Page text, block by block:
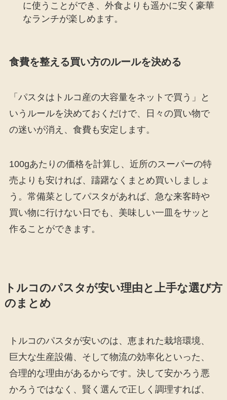
に使うことができ、外食よりも遥かに安く豪華
なランチが楽しめます。
食費を整える買い方のルールを決める
「パスタはトルコ産の大容量をネットで買う」と
いうルールを決めておくだけで、日々の買い物で
の迷いが消え、食費も安定します。
100gあたりの価格を計算し、近所のスーパーの特
売よりも安ければ、躊躇なくまとめ買いしましょ
う。常備菜としてパスタがあれば、急な来客時や
買い物に行けない日でも、美味しい一皿をサッと
作ることができます。
トルコのパスタが安い理由と上手な選び方
のまとめ
トルコのパスタが安いのは、恵まれた栽培環境、
巨大な生産設備、そして物流の効率化といった、
合理的な理由があるからです。決して安かろう悪
かろうではなく、賢く選んで正しく調理すれば、